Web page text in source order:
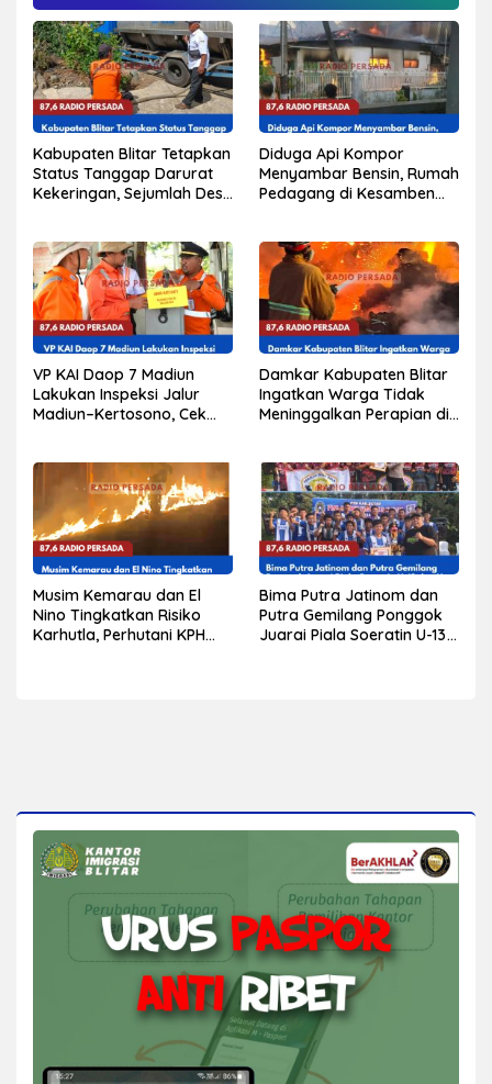
Kabupaten Blitar Tetapkan
Status Tanggap Darurat
Kekeringan, Sejumlah Desa
Diduga Api Kompor
Menyambar Bensin, Rumah
Pedagang di Kesamben
VP KAI Daop 7 Madiun
Lakukan Inspeksi Jalur
Madiun–Kertosono, Cek
Damkar Kabupaten Blitar
Ingatkan Warga Tidak
Meninggalkan Perapian di
Musim Kemarau dan El
Nino Tingkatkan Risiko
Karhutla, Perhutani KPH
Bima Putra Jatinom dan
Putra Gemilang Ponggok
Juarai Piala Soeratin U-13